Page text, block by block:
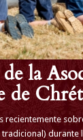
la
de
recientemente
durante